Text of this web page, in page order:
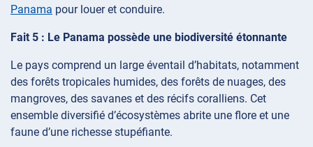
Panama pour louer et conduire.
Fait 5 : Le Panama possède une biodiversité étonnante
Le pays comprend un large éventail d’habitats, notamment
des forêts tropicales humides, des forêts de nuages, des
mangroves, des savanes et des récifs coralliens. Cet
ensemble diversifié d’écosystèmes abrite une flore et une
faune d’une richesse stupéfiante.